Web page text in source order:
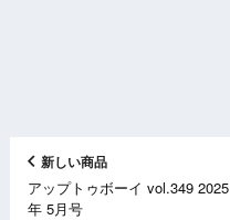
新しい商品
アップトゥボーイ vol.349 2025
年 5月号